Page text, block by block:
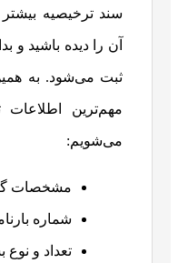
سند ترخیصیه بیشتر
آن را دیده باشید و
ثبت می‌شود. به
مهم‌ترین
می‌شویم:
مشخصات
شماره
تعداد و نوع